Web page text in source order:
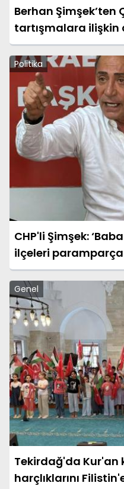
Berhan Şimşek’ten
tartışmalara ilişkin
Politika
CHP'li Şimşek:
ilçeleri
Genel
Tekirdağ'da Kur'an
harçlıklarını